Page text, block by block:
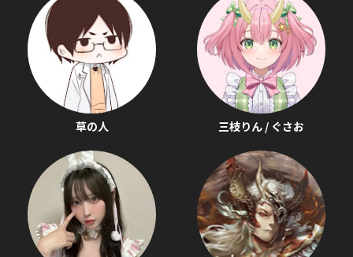
草の人 三枝りん / ぐさお